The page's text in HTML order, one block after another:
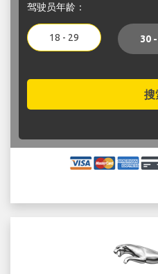
驾驶员年龄：
18 - 29 30
搜